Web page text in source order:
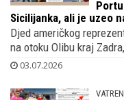
Sicilijanka, ali je uzeo
Djed američkog
na otoku Olibu kraj
03.07.2026